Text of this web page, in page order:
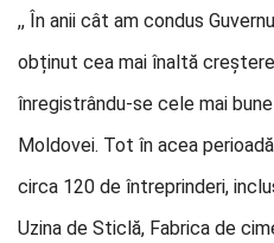
,, În anii cât am condus
obținut cea mai înaltă
înregistrându-se cele mai
Moldovei. Tot în acea
circa 120 de întreprinderi,
Uzina de Sticlă, Fabrica de